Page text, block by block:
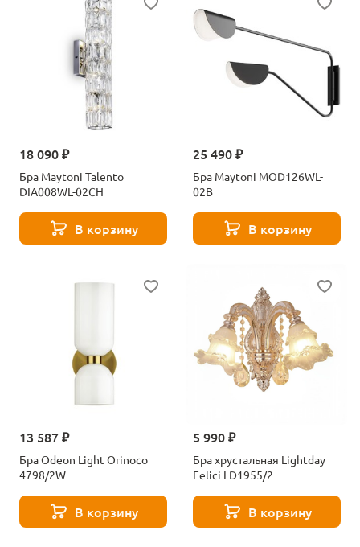
18 090 ₽
Бра Maytoni Talento
DIA008WL-02CH
В корзину
25 490 ₽
Бра Maytoni MOD126WL-
02B
В корзину
13 587 ₽
Бра Odeon Light Orinoco
4798/2W
В корзину
5 990 ₽
Бра хрустальная Lightday
Felici LD1955/2
В корзину